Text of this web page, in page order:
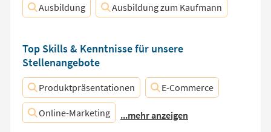
Ausbildung Ausbildung zum Kaufmann
Top Skills & Kenntnisse für unsere
Stellenangebote
Produktpräsentationen E-Commerce
Online-Marketing ...mehr anzeigen